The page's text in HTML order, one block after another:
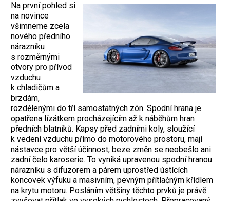
Na první pohled si
na novince
všimneme zcela
nového předního
nárazníku
s rozměrnými
otvory pro přívod
vzduchu
k chladičům a
brzdám,
rozdělenými do tří samostatných zón. Spodní hrana je
opatřena lízátkem procházejícím až k náběhům hran
předních blatníků. Kapsy před zadními koly, sloužící
k vedení vzduchu přímo do motorového prostoru, mají
nástavce pro větší účinnost, beze změn se neobešlo ani
zadní čelo karoserie. To vyniká upravenou spodní hranou
nárazníku s difuzorem a párem uprostřed ústících
koncovek výfuku a masivním, pevným přítlačným křídlem
na krytu motoru. Posláním většiny těchto prvků je právě